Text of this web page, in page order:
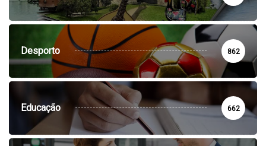
Desporto 862
Educação 662